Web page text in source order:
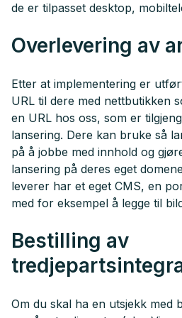
de er tilpasset desktop,
Overlevering av
Etter at implementering er
URL til dere med nettbutikken
en URL hos oss, som er
lansering. Dere kan bruke så
på å jobbe med innhold og
lansering på deres eget
leverer har et eget CMS, en
med for eksempel å legge til
Bestilling av
Om du skal ha en utsjekk med